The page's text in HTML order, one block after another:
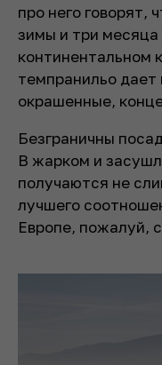
про него говорят,
зимы и три
континентальном
темпранильо дает
окрашенные,
Безграничны
В жарком и
получаются не
лучшего
Европе, пожалуй,